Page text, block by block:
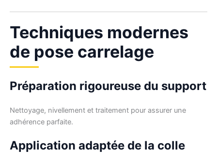
Techniques modernes
de pose carrelage
Préparation rigoureuse du support
Nettoyage, nivellement et traitement pour assurer une
adhérence parfaite.
Application adaptée de la colle